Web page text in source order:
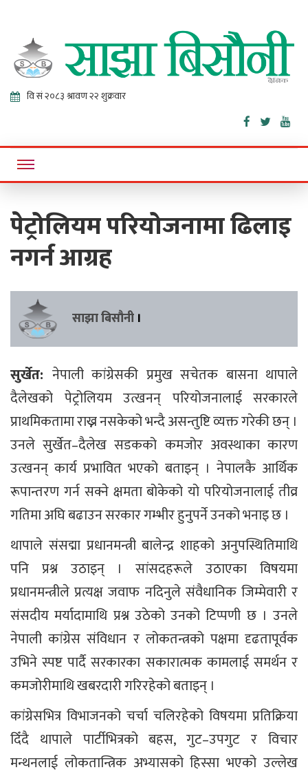
Sajha
Bisaunee
Online News Portal
पेट्रोलियम परियोजनामा ढिलाइ
नगर्न आग्रह
साझा बिसौनी ।
सुर्खेत: नेपाली कांग्रेसकी प्रमुख सचेतक बासना थापाले
दैलेखको पेट्रोलियम उत्खनन् परियोजनालाई सरकारले
प्राथमिकतामा राख्न नसकेको भन्दै असन्तुष्टि व्यक्त गरेकी छन् ।
उनले सुर्खेत–दैलेख सडकको कमजोर अवस्थाका कारण
उत्खनन् कार्य प्रभावित भएको बताइन् । नेपालकै आर्थिक
रूपान्तरण गर्न सक्ने क्षमता बोकेको यो परियोजनालाई तीव्र
गतिमा अघि बढाउन सरकार गम्भीर हुनुपर्ने उनको भनाइ छ ।
थापाले संसद्मा प्रधानमन्त्री बालेन्द्र शाहको अनुपस्थितिमाथि
पनि प्रश्न उठाइन् । सांसदहरूले उठाएका विषयमा
प्रधानमन्त्रीले प्रत्यक्ष जवाफ नदिनुले संवैधानिक जिम्मेवारी र
संसदीय मर्यादामाथि प्रश्न उठेको उनको टिप्पणी छ । उनले
नेपाली कांग्रेस संविधान र लोकतन्त्रको पक्षमा दृढतापूर्वक
उभिने स्पष्ट पार्दै सरकारका सकारात्मक कामलाई समर्थन र
कमजोरीमाथि खबरदारी गरिरहेको बताइन् ।
कांग्रेसभित्र विभाजनको चर्चा चलिरहेको विषयमा प्रतिक्रिया
दिँदै थापाले पार्टीभित्रको बहस, गुट–उपगुट र विचार
मन्थनलाई लोकतान्त्रिक अभ्यासको हिस्सा भएको उल्लेख